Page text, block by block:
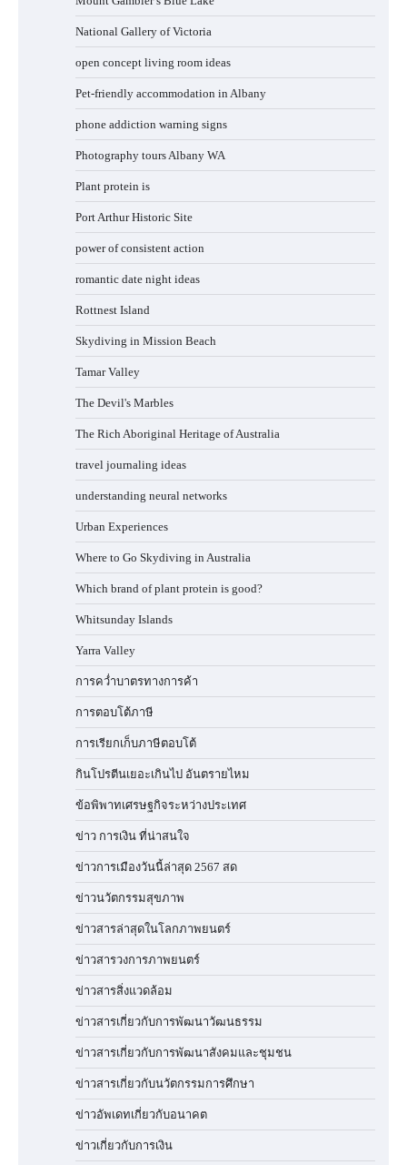
National Gallery of Victoria
open concept living room ideas
Pet-friendly accommodation in Albany
phone addiction warning signs
Photography tours Albany WA
Plant protein is
Port Arthur Historic Site
power of consistent action
romantic date night ideas
Rottnest Island
Skydiving in Mission Beach
Tamar Valley
The Devil's Marbles
The Rich Aboriginal Heritage of Australia
travel journaling ideas
understanding neural networks
Urban Experiences
Where to Go Skydiving in Australia
Which brand of plant protein is good?
Whitsunday Islands
Yarra Valley
การคว่ำบาตรทางการค้า
การตอบโต้ภาษี
การเรียกเก็บภาษีตอบโต้
กินโปรตีนเยอะเกินไป อันตรายไหม
ข้อพิพาทเศรษฐกิจระหว่างประเทศ
ข่าว การเงิน ที่น่าสนใจ
ข่าวการเมืองวันนี้ล่าสุด 2567 สด
ข่าวนวัตกรรมสุขภาพ
ข่าวสารล่าสุดในโลกภาพยนตร์
ข่าวสารวงการภาพยนตร์
ข่าวสารสิ่งแวดล้อม
ข่าวสารเกี่ยวกับการพัฒนาวัฒนธรรม
ข่าวสารเกี่ยวกับการพัฒนาสังคมและชุมชน
ข่าวสารเกี่ยวกับนวัตกรรมการศึกษา
ข่าวอัพเดทเกี่ยวกับอนาคต
ข่าวเกี่ยวกับการเงิน